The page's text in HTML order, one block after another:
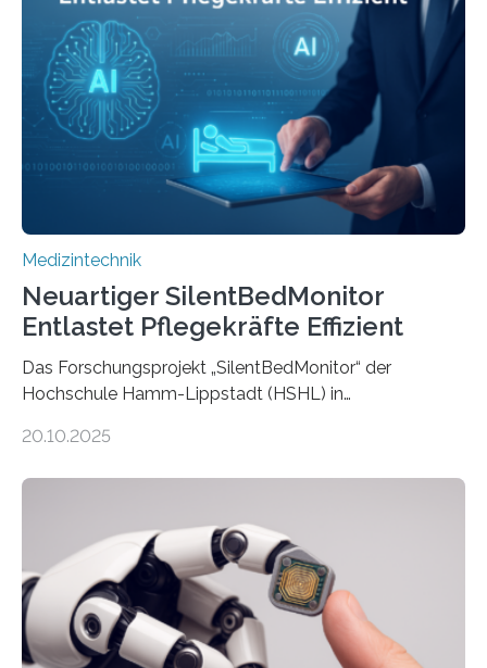
Medizintechnik
Neuartiger SilentBedMonitor
Entlastet Pflegekräfte Effizient
Das Forschungsprojekt „SilentBedMonitor“ der
Hochschule Hamm-Lippstadt (HSHL) in
auf Personen ab, die bettlägerig sind oder in ihrer
Entwicklung der Sensorik und Datenübertragung. Die
HSHL verantwortet die wissenschaftliche Begleitung
sowie die KI-gestützte Datenauswertung. Das Ziel ist
die Entwicklung eines berührungslosen
Assistenzsystems, das den Zustand der Person
kontinuierlich erfasst, pflegende Personen unterstützt
20.10.2025